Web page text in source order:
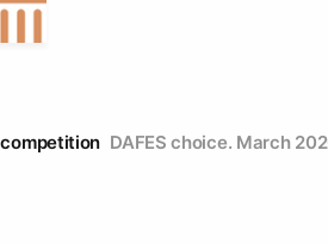
DAFES choice. March